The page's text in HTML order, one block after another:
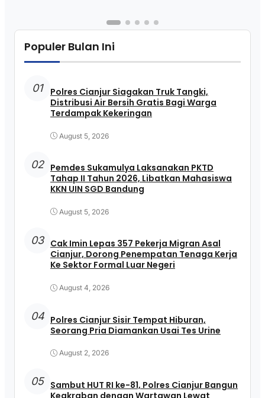
Populer Bulan Ini
01
Polres Cianjur Siagakan Truk Tangki,
Distribusi Air Bersih Gratis Bagi Warga
Terdampak Kekeringan
August 5, 2026
02 Pemdes Sukamulya Laksanakan PKTD
Tahap II Tahun 2026, Libatkan Mahasiswa
KKN UIN SGD Bandung
August 5, 2026
03 Cak Imin Lepas 357 Pekerja Migran Asal
Cianjur, Dorong Penempatan Tenaga Kerja
Ke Sektor Formal Luar Negeri
August 4, 2026
04 Polres Cianjur Sisir Tempat Hiburan,
Seorang Pria Diamankan Usai Tes Urine
August 2, 2026
05 Sambut HUT RI ke-81, Polres Cianjur Bangun
Keakraban dengan Wartawan Lewat